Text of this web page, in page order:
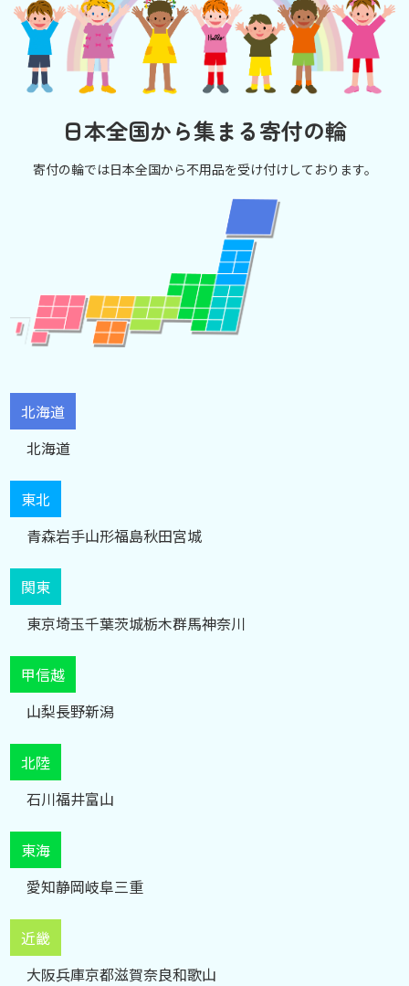
日本全国から集まる寄付の輪
寄付の輪では日本全国から不用品を受け付けしております。
北海道
北海道
東北
青森岩手山形福島秋田宮城
関東
東京埼玉千葉茨城栃木群馬神奈川
甲信越
山梨長野新潟
北陸
石川福井富山
東海
愛知静岡岐阜三重
近畿
大阪兵庫京都滋賀奈良和歌山